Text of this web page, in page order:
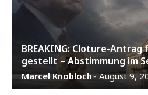
BREAKING: Cloture-
gestellt – Abstimmung im
Marcel Knobloch- August 9,